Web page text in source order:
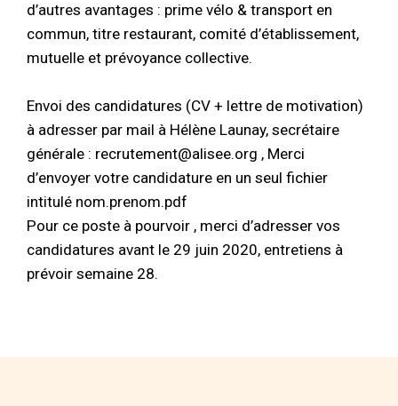
d’autres avantages : prime vélo & transport en
commun, titre restaurant, comité d’établissement,
mutuelle et prévoyance collective.
Envoi des candidatures (CV + lettre de motivation)
à adresser par mail à Hélène Launay, secrétaire
générale : recrutement@alisee.org , Merci
d’envoyer votre candidature en un seul fichier
intitulé nom.prenom.pdf
Pour ce poste à pourvoir , merci d’adresser vos
candidatures avant le 29 juin 2020, entretiens à
prévoir semaine 28.